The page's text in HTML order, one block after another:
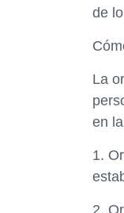
de
La
en
1.
2.